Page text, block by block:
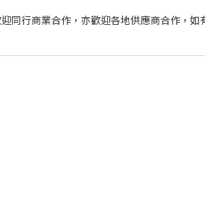
行商業合作，亦歡迎各地供應商合作，如